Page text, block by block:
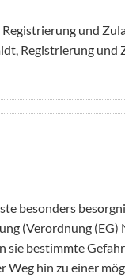
und
Registrierung und
besonders
(Verordnung
sie bestimmte
Weg hin zu einer